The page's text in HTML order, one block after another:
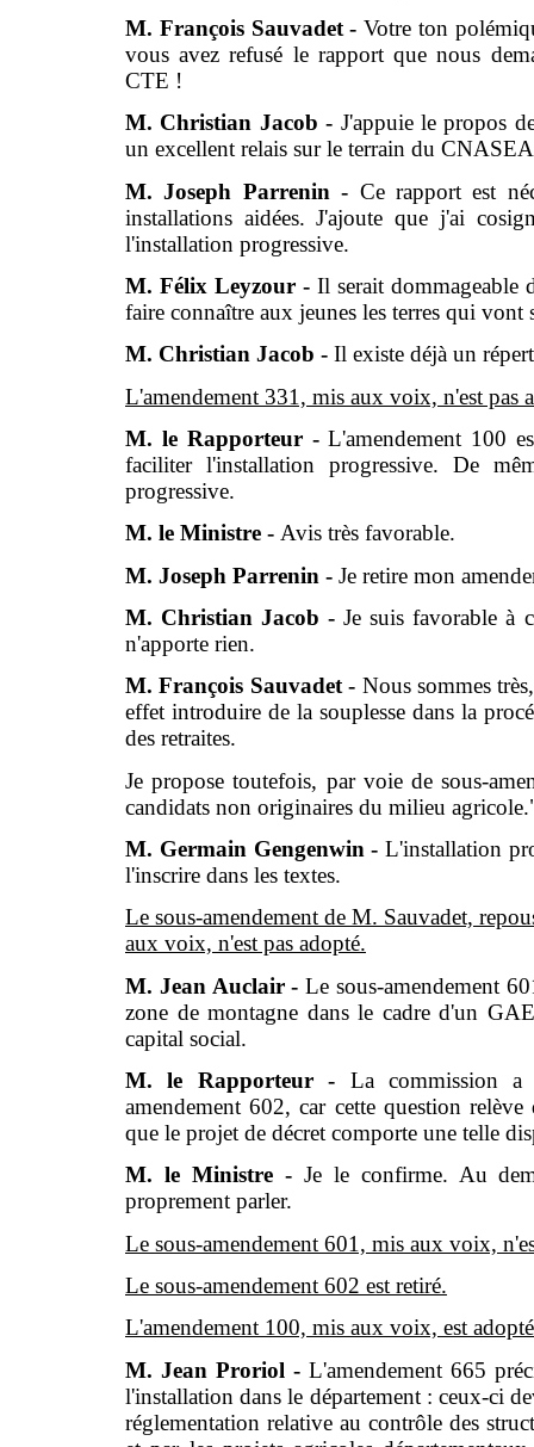
M. François Sauvadet -Votre ton
vous avez refusé le rapport que nous
CTE !
M. Christian Jacob - J'appuie le propos
un excellent relais sur le terrain du
M. Joseph Parrenin - Ce rapport est
installations aidées. J'ajoute que j'ai
l'installation progressive.
M. Félix Leyzour -Il serait dommageable
faire connaître aux jeunes les terres qui vont
M. Christian Jacob - Il existe déjà un
L'amendement 331, mis aux voix, n'est pas
M. le Rapporteur -L'amendement 100
faciliter l'installation progressive. De
progressive.
M. le Ministre - Avis très favorable.
M. Joseph Parrenin - Je retire mon
M. Christian Jacob -Je suis favorable à
n'apporte rien.
M. François Sauvadet - Nous sommes
effet introduire de la souplesse dans la
des retraites.
Je propose toutefois, par voie de sous-
candidats non originaires du milieu
M. Germain Gengenwin - L'installation
l'inscrire dans les textes.
Le sous-amendement de M. Sauvadet,
aux voix, n'est pas adopté.
M. Jean Auclair - Le sous-amendement
zone de montagne dans le cadre d'un
capital social.
M. le Rapporteur - La commission a
amendement 602, car cette question
que le projet de décret comporte une telle
M. le Ministre -Je le confirme. Au
proprement parler.
Le sous-amendement 601, mis aux voix,
Le sous-amendement 602 est retiré.
L'amendement 100, mis aux voix, est
M. Jean Proriol - L'amendement 665
l'installation dans le département : ceux-ci
réglementation relative au contrôle des